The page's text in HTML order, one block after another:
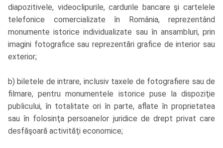
diapozitivele, videoclipurile, cardurile bancare şi cartelele
telefonice comercializate în România, reprezentând
monumente istorice individualizate sau în ansambluri, prin
imagini fotografice sau reprezentări grafice de interior sau
exterior;
b) biletele de intrare, inclusiv taxele de fotografiere sau de
filmare, pentru monumentele istorice puse la dispoziţie
publicului, în totalitate ori în parte, aflate în proprietatea
sau în folosinţa persoanelor juridice de drept privat care
desfăşoară activităţi economice;